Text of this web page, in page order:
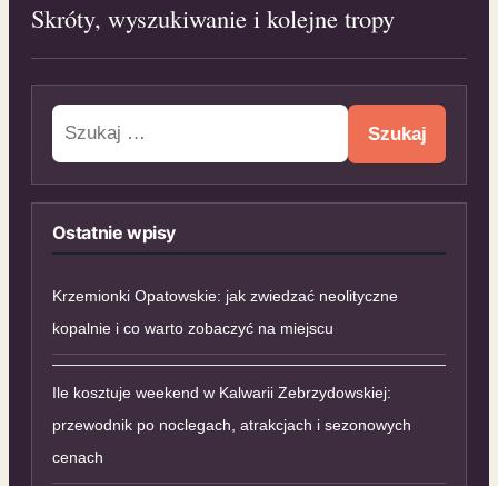
Skróty, wyszukiwanie i kolejne tropy
Ostatnie wpisy
Krzemionki Opatowskie: jak zwiedzać neolityczne
kopalnie i co warto zobaczyć na miejscu
Ile kosztuje weekend w Kalwarii Zebrzydowskiej:
przewodnik po noclegach, atrakcjach i sezonowych
cenach